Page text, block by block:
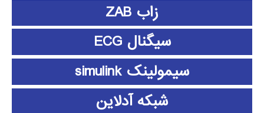
زاب ZAB
سیگنال ECG
سیمولینک simulink
شبکه آدلاین